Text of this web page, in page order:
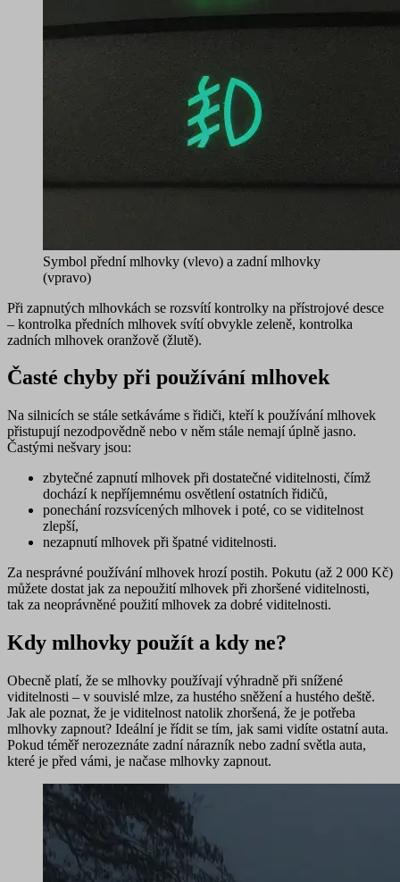
Symbol přední mlhovky (vlevo) a zadní mlhovky
(vpravo)
Při zapnutých mlhovkách se rozsvítí kontrolky na přístrojové desce
– kontrolka předních mlhovek svítí obvykle zeleně, kontrolka
zadních mlhovek oranžově (žlutě).
Časté chyby při používání mlhovek
Na silnicích se stále setkáváme s řidiči, kteří k používání mlhovek
přistupují nezodpovědně nebo v něm stále nemají úplně jasno.
Častými nešvary jsou:
zbytečné zapnutí mlhovek při dostatečné viditelnosti, čímž
dochází k nepříjemnému osvětlení ostatních řidičů,
ponechání rozsvícených mlhovek i poté, co se viditelnost
zlepší,
nezapnutí mlhovek při špatné viditelnosti.
Za nesprávné používání mlhovek hrozí postih. Pokutu (až 2 000 Kč)
můžete dostat jak za nepoužití mlhovek při zhoršené viditelnosti,
tak za neoprávněné použití mlhovek za dobré viditelnosti.
Kdy mlhovky použít a kdy ne?
Obecně platí, že se mlhovky používajívýhradně při snížené
viditelnosti – v souvislé mlze, za hustého sněžení a hustého deště.
Jak ale poznat, že je viditelnost natolik zhoršená, že je potřeba
mlhovky zapnout? Ideální je řídit se tím, jak sami vidíte ostatní auta.
Pokud téměř nerozeznáte zadní nárazník nebo zadní světla auta,
které je před vámi, je načase mlhovky zapnout.